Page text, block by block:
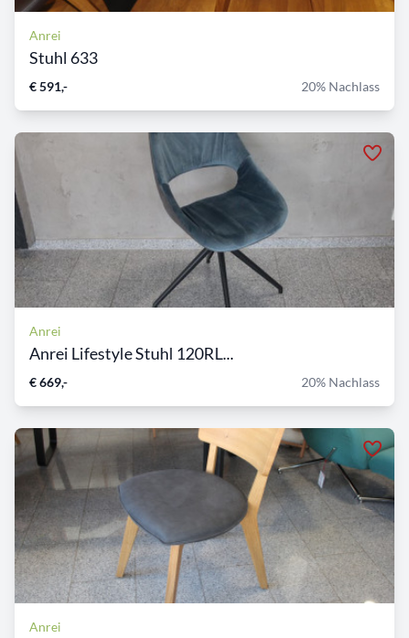
Anrei
Stuhl 633
€ 591,- 20% Nachlass
Anrei
Anrei Lifestyle Stuhl 120RL...
€ 669,- 20% Nachlass
Anrei